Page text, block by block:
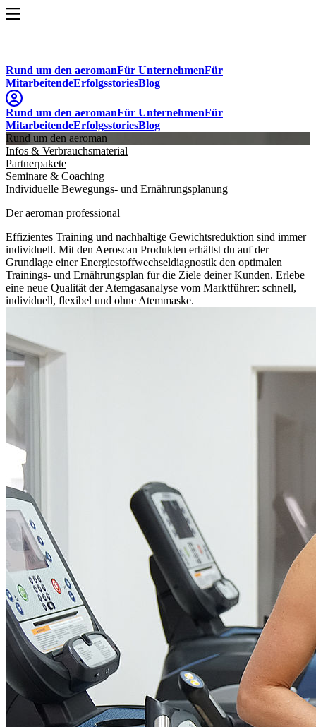
Rund um den aeromanFür UnternehmenFür
MitarbeitendeErfolgsstoriesBlog
Rund um den aeromanFür UnternehmenFür
MitarbeitendeErfolgsstoriesBlog
Rund um den aeroman
Infos & Verbrauchsmaterial
Partnerpakete
Seminare & Coaching
Individuelle Bewegungs- und Ernährungsplanung
Der aeroman professional
Effizientes Training und nachhaltige Gewichtsreduktion sind immer
individuell. Mit den Aeroscan Produkten erhältst du auf der
Grundlage einer Energiestoffwechseldiagnostik den optimalen
Trainings- und Ernährungsplan für die Ziele deiner Kunden. Erlebe
eine neue Qualität der Atemgasanalyse vom Marktführer: schnell,
individuell, flexibel und ohne Atemmaske.